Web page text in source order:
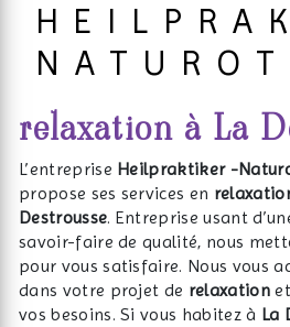
relaxation à La
L’entreprise Heilpraktiker -
propose ses services en
Destrousse. Entreprise usant
savoir-faire de qualité, nous
pour vous satisfaire. Nous vous
dans votre projet de relaxationet
vos besoins. Si vous habitez à La